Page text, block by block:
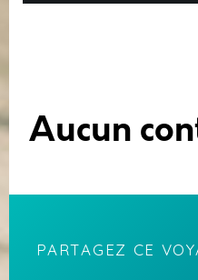
Aucun
PARTAGEZ CE